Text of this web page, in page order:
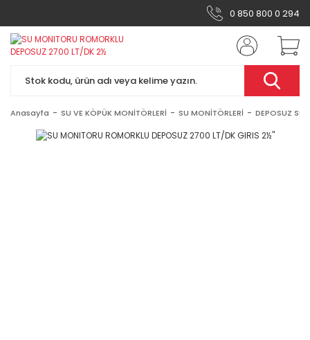
0 850 800 0 294
Anasayfa SU VE KÖPÜK MONİTÖRLERİ SU MONİTÖRLERİ DEPOSUZ SU